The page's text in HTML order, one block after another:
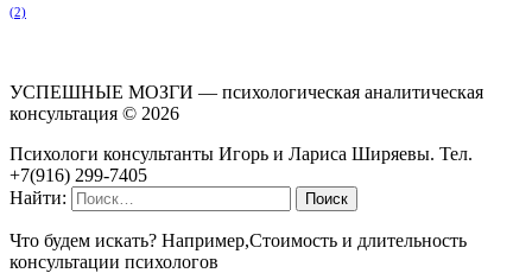
(2)
УСПЕШНЫЕ МОЗГИ — психологическая аналитическая
консультация © 2026
Психологи консультанты Игорь и Лариса Ширяевы. Тел.
+7(916) 299-7405
Найти:
Что будем искать? Например,Стоимость и длительность
консультации психологов